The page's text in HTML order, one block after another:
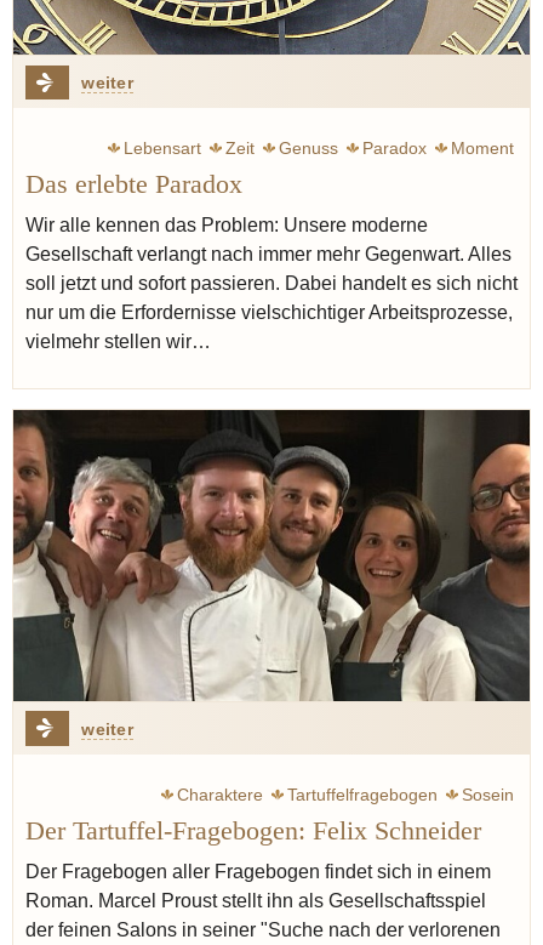
weiter
Lebensart Zeit Genuss Paradox Moment
Das erlebte Paradox
Wir alle kennen das Problem: Unsere moderne
Gesellschaft verlangt nach immer mehr Gegenwart. Alles
soll jetzt und sofort passieren. Dabei handelt es sich nicht
nur um die Erfordernisse vielschichtiger Arbeitsprozesse,
vielmehr stellen wir…
weiter
Charaktere Tartuffelfragebogen
Sosein
Gastfreundschaft
Philosophie
Der Tartuffel-Fragebogen: Felix Schneider
Der Fragebogen aller Fragebogen findet sich in einem
Roman. Marcel Proust stellt ihn als Gesellschaftsspiel
der feinen Salons in seiner "Suche nach der verlorenen